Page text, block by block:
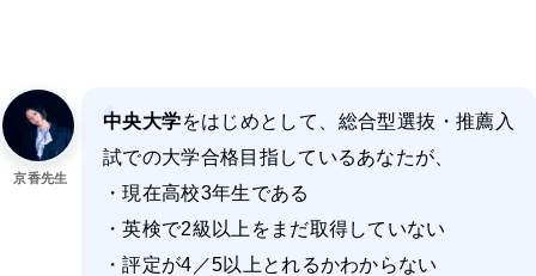
京香先生
中央大学をはじめとして、総合型選抜・推薦入
試での大学合格目指しているあなたが、
・現在高校3年生である
・英検で2級以上をまだ取得していない
・評定が4／5以上とれるかわからない